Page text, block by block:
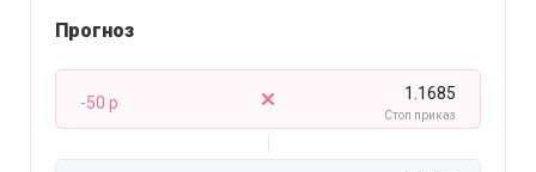
Прогноз
-50 p 1.1685
Стоп приказ